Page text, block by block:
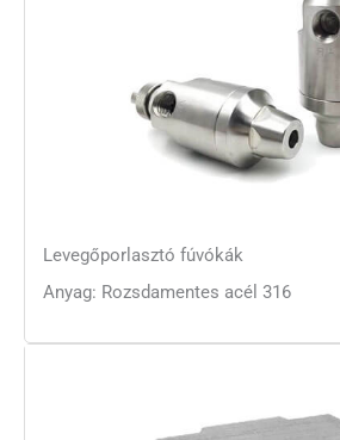
Levegőporlasztó fúvókák
Anyag: Rozsdamentes acél 316